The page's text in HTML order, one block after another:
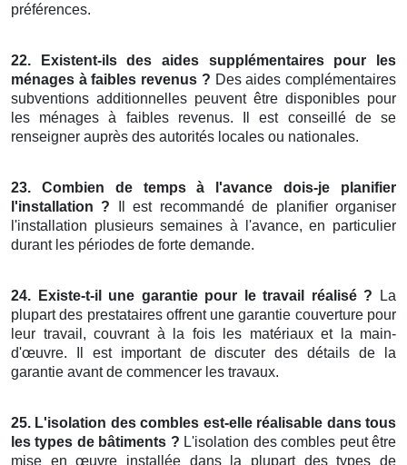
préférences.
22. Existent-ils des aides supplémentaires pour les
ménages à faibles revenus ? Des aides complémentaires
subventions additionnelles peuvent être disponibles pour
les ménages à faibles revenus. Il est conseillé de se
renseigner auprès des autorités locales ou nationales.
23. Combien de temps à l'avance dois-je planifier
l'installation ? Il est recommandé de planifier organiser
l'installation plusieurs semaines à l'avance, en particulier
durant les périodes de forte demande.
24. Existe-t-il une garantie pour le travail réalisé ? La
plupart des prestataires offrent une garantie couverture pour
leur travail, couvrant à la fois les matériaux et la main-
d'œuvre. Il est important de discuter des détails de la
garantie avant de commencer les travaux.
25. L'isolation des combles est-elle réalisable dans tous
les types de bâtiments ? L'isolation des combles peut être
mise en œuvre installée dans la plupart des types de